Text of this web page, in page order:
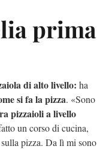
prima
di alto livello: ha
si fa la pizza. «Sono
pizzaioli a livello
un corso di cucina,
pizza. Da lì mi sono